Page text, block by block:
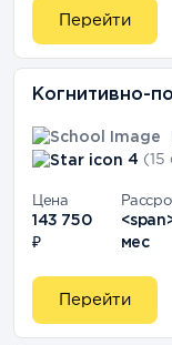
Перейти
Когнитивно-
4 (15
Цена
143 750
₽
мес
Перейти